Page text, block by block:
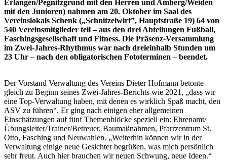
Erlangen/Pegnitzgrund mit den Herren und Amberg/Weiden
mit den Junioren) nahmen am 20. Oktober im Saal des
Vereinslokals Schenk („Schnitzelwirt”, Hauptstraße 19) 64 von
540 Vereinsmitglieder teil – aus den drei Abteilungen Fußball,
Faschingsgesellschaft und Fitness. Die Präsenz-Versammlung
im Zwei-Jahres-Rhythmus war nach dreieinhalb Stunden um
23 Uhr – nach den obligatorischen Fototerminen – beendet.
Der Vorstand Verwaltung des Vereins Dieter Hofmann betonte
gleich zu Beginn seines Zwei-Jahres-Berichts wie 2021, „dass wir
eine Top-Verwaltung haben, mit denen es wirklich Spaß macht, den
ASV zu führen“. Er ging nach einigen eher allgemeinen
Einschätzungen auf fünf Themenblöcke speziell ein: Ehrenamt/
Übungsleiter/Trainer/Betreuer, Baumaßnahmen, Pfarrzentrum St.
Otto, Fasching und Neuwahlen. „Weiterhin können wir in der
Verwaltung einige neue Gesichter begrüßen, was mich persönlich
sehr freut. Auch hier brauchen wir neuen Schwung, neue Ideen.“